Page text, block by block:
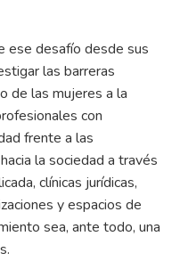
ese desafío desde sus
las barreras
de las mujeres a la
con
frente a las
la sociedad a través
clínicas jurídicas,
y espacios de
sea, ante todo, una